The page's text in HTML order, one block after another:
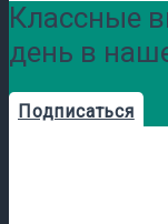
Классные
день в
Подписаться